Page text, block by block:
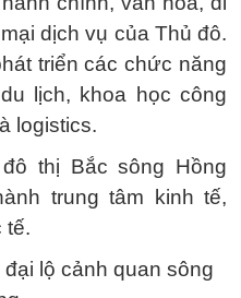
dịch vụ của Thủ đô.
triển các chức năng
lịch, khoa học công
logistics.
thị Bắc sông Hồng
trung tâm kinh tế,
tế.